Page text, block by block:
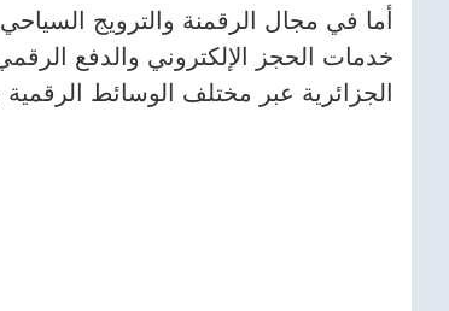
أما في مجال الرقمنة والترويج
خدمات الحجز الإلكتروني والدفع
الجزائرية عبر مختلف الوسائط